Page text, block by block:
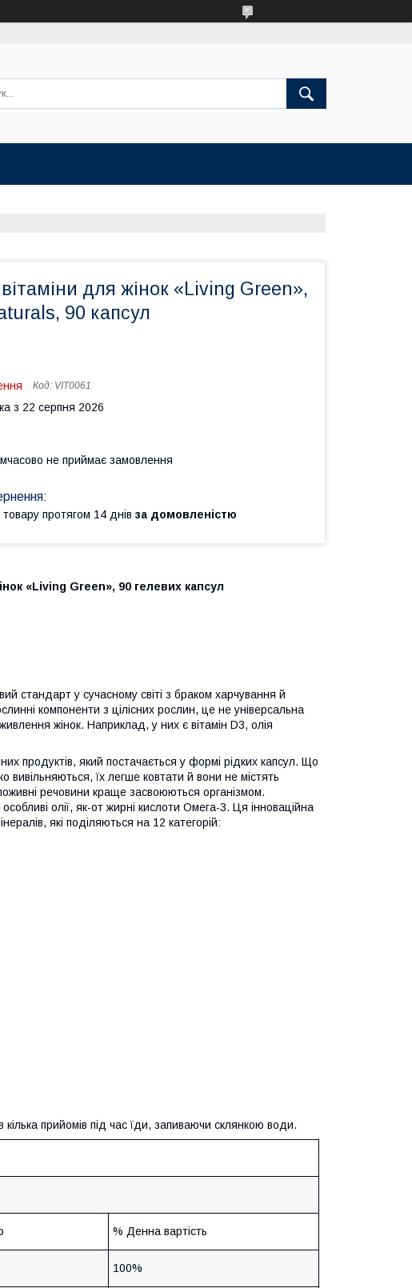
для жінок «Living Green»,
90 капсул
Код: VIT0061
з 22 серпня 2026
не приймає замовлення
протягом 14 днів за домовленістю
«Living Green», 90 гелевих капсул
стандарт у сучасному світі з браком харчування й
компоненти з цілісних рослин, це не універсальна
жінок. Наприклад, у них є вітамін D3, олія
продуктів, який постачається у формі рідких капсул. Що
їх легше ковтати й вони не містять
речовини краще засвоюються організмом.
олії, як-от жирні кислоти Омега-3. Ця інноваційна
які поділяються на 12 категорій:
прийомів під час їди, запиваючи склянкою води.
% Денна вартість
100%